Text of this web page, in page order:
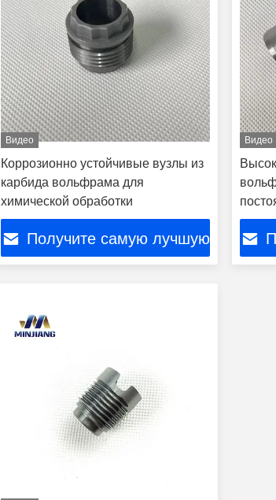
Видео
Коррозионно устойчивые вузлы из
карбида вольфрама для
химической обработки
Получите самую лучшую
Видео